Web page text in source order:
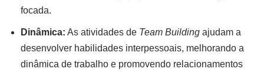
focada.
Dinâmica: As atividades de Team Building ajudam a
desenvolver habilidades interpessoais, melhorando a
dinâmica de trabalho e promovendo relacionamentos